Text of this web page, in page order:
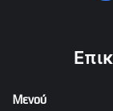
Μενού